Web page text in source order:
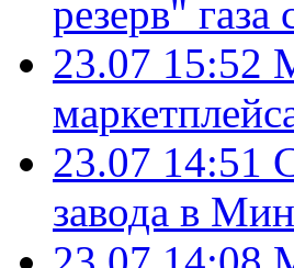
резерв" газа
23.07 15:52
23.07 14:51
завода в